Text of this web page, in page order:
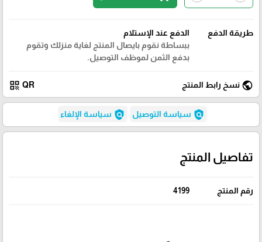
طريقة الدفع
الدفع عند الإستلام
ببساطة نقوم بايصال المنتج لغاية منزلك وتقوم
بدفع الثمن لموظف التوصيل.
public نسخ رابط المنتج QR
qr_code
policy سياسة التوصيل policy سياسة الإلغاء
تفاصيل المنتج
رقم المنتج 4199